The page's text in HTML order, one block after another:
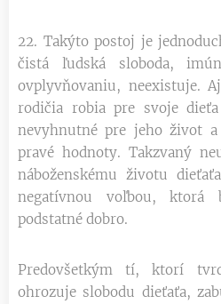
22. Takýto postoj je
čistá ľudská sloboda,
ovplyvňovaniu, neexistuje.
rodičia robia pre svoje
nevyhnutné pre jeho život
pravé hodnoty. Takzvaný
náboženskému životu
negatívnou voľbou,
podstatné dobro.
Predovšetkým tí, ktorí
ohrozuje slobodu dieťaťa,